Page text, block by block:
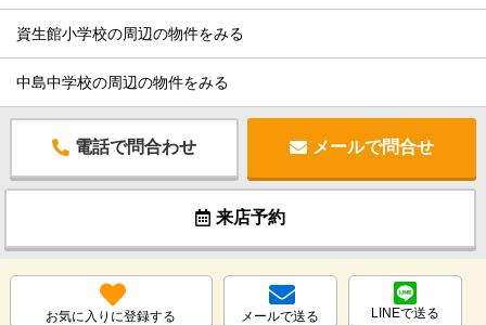
資生館小学校の周辺の物件をみる
中島中学校の周辺の物件をみる
電話で問合わせ メールで問合せ
来店予約
お気に入りに登録する メールで送る LINEで送る